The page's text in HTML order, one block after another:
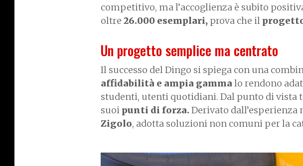
competitivo, ma l’accoglienza è subito
oltre 26.000 esemplari, prova che il
Un progetto semplice ma centrato
Il successo del Dingo si spiega con una
affidabilità e ampia gamma lo rendono
studenti, utenti quotidiani. Dal punto di vista
suoi punti di forza. Derivato
Zigolo, adotta soluzioni non comuni per la